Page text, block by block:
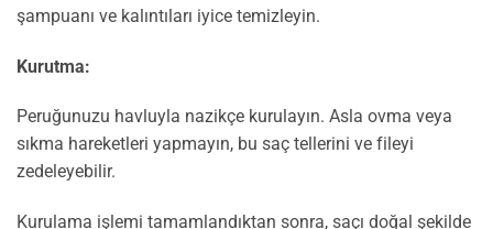
şampuanı ve kalıntıları iyice temizleyin.
Kurutma:
Peruğunuzu havluyla nazikçe kurulayın. Asla ovma veya
sıkma hareketleri yapmayın, bu saç tellerini ve fileyi
zedeleyebilir.
Kurulama işlemi tamamlandıktan sonra, saçı doğal şekilde